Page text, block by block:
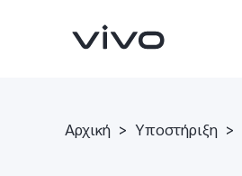
Αρχική > Υποστήριξη >